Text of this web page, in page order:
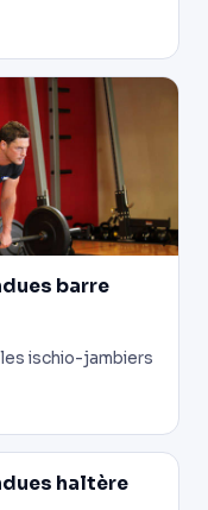
barre
ischio-jambiers
haltère